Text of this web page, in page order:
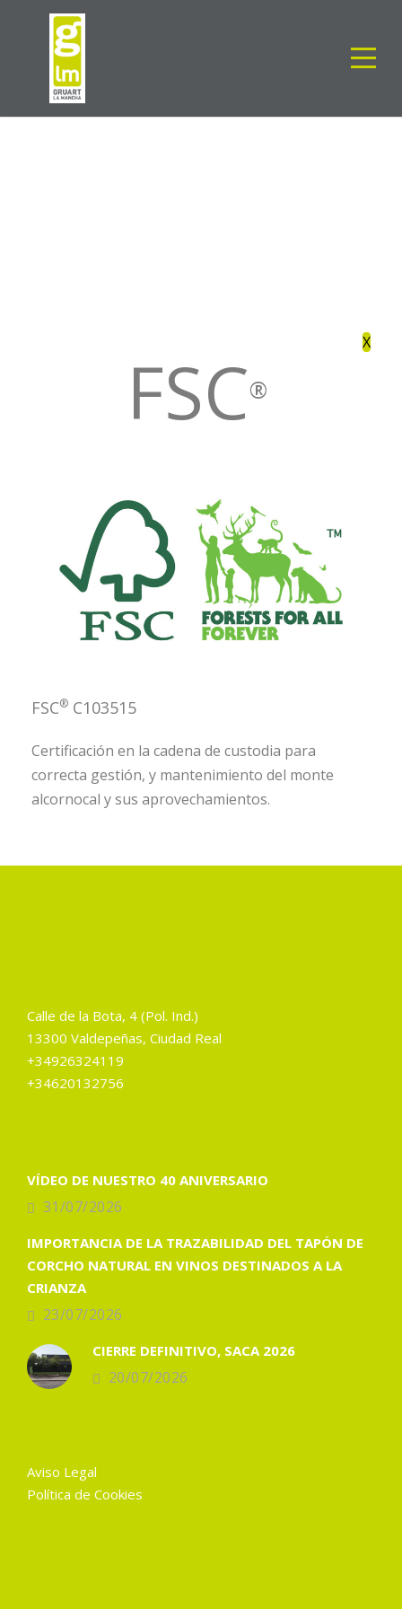
X
FSC®
FSC® C103515
Certificación en la cadena de custodia para
correcta gestión, y mantenimiento del monte
alcornocal y sus aprovechamientos.
Calle de la Bota, 4 (Pol. Ind.)
13300 Valdepeñas, Ciudad Real
+34926324119
+34620132756
VÍDEO DE NUESTRO 40 ANIVERSARIO
31/07/2026
IMPORTANCIA DE LA TRAZABILIDAD DEL TAPÓN DE
CORCHO NATURAL EN VINOS DESTINADOS A LA
CRIANZA
23/07/2026
CIERRE DEFINITIVO, SACA 2026
20/07/2026
Aviso Legal
Política de Cookies